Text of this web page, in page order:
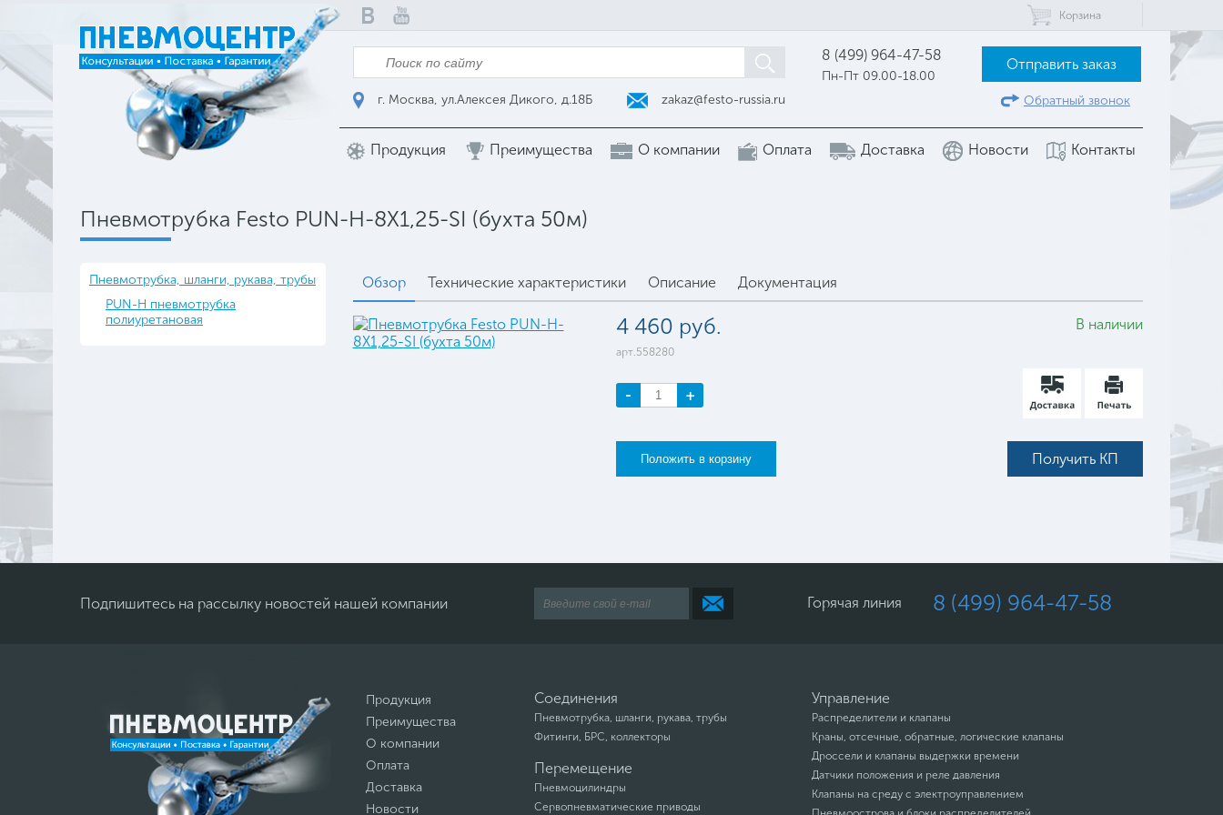
Корзина
г. Москва, ул.Алексея Дикого, д.18Б zakaz@festo-russia.ru
8 (499) 964-47-58
Пн-Пт 09.00-18.00
Отправить заказ
Обратный звонок
Продукция Преимущества О компании Оплата Доставка Новости Контакты
Пневмотрубка Festo PUN-H-8X1,25-SI (бухта 50м)
Пневмотрубка, шланги, рукава, трубы
PUN-H пневмотрубка
полиуретановая
Обзор Технические характеристики Описание Документация
4 460 руб.
арт.558280
В наличии
- +
Получить КП
Подпишитесь на рассылку новостей нашей компании Горячая линия 8 (499) 964-47-58
Продукция
Преимущества
О компании
Оплата
Доставка
Новости
Соединения
Пневмотрубка, шланги, рукава, трубы
Фитинги, БРС, коллекторы
Перемещение
Пневмоцилиндры
Сервопневматические приводы
Управление
Распределители и клапаны
Краны, отсечные, обратные, логические клапаны
Дроссели и клапаны выдержки времени
Датчики положения и реле давления
Клапаны на среду с электроуправлением